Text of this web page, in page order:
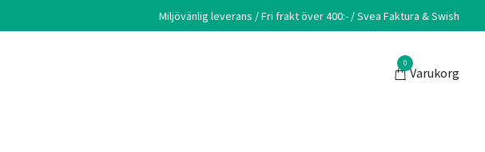
Miljövänlig leverans / Fri frakt över 400:- / Svea Faktura & Swish
0
Varukorg